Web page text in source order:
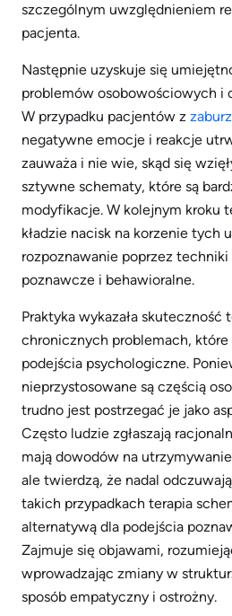
szczególnym uwzględnieniem
pacjenta.
Następnie uzyskuje się
problemów osobowościowych i
W przypadku pacjentów z
negatywne emocje i reakcje
zauważa i nie wie, skąd się
sztywne schematy, które są
modyfikacje. W kolejnym kroku
kładzie nacisk na korzenie tych
rozpoznawanie poprzez
poznawcze i behawioralne.
Praktyka wykazała skuteczność
chronicznych problemach, które
podejścia psychologiczne.
nieprzystosowane są częścią
trudno jest postrzegać je jako
Często ludzie zgłaszają
mają dowodów na
ale twierdzą, że nadal
takich przypadkach terapia
alternatywą dla podejścia
Zajmuje się objawami,
wprowadzając zmiany w
sposób empatyczny i ostrożny.